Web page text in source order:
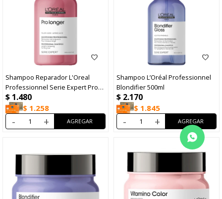
Shampoo Reparador L'Oreal
Professionnel Serie Expert Pro
Longer 300ml
$ 1.480
$ 1.258
- +
Shampoo L’Oréal Professionnel
Blondifier 500ml
$ 2.170
$ 1.845
- +